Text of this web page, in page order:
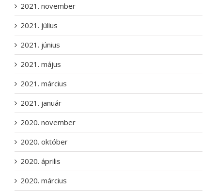
2021. november
2021. július
2021. június
2021. május
2021. március
2021. január
2020. november
2020. október
2020. április
2020. március